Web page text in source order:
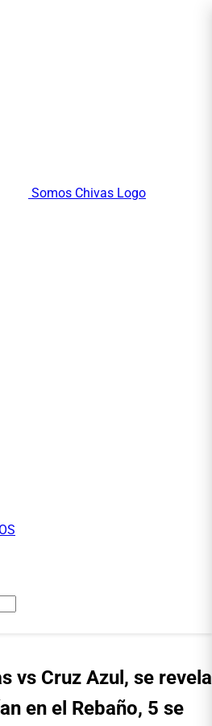
Somos Chivas Logo
vs Cruz Azul, se revela
en el Rebaño, 5 se